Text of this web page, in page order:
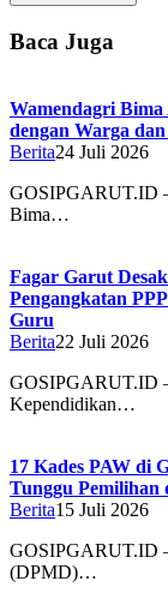
Baca Juga
Wamendagri
dengan Warga
Berita24 Juli 2026
GOSIPGARUT.ID
Bima…
Fagar Garut
Pengangkatan
Guru
Berita22 Juli 2026
GOSIPGARUT.ID
Kependidikan…
17 Kades PAW di
Tunggu Pemilihan
Berita15 Juli 2026
GOSIPGARUT.ID
(DPMD)…